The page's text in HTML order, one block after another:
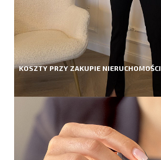
KOSZTY PRZY ZAKUPIE NIERUCHOMOŚCI